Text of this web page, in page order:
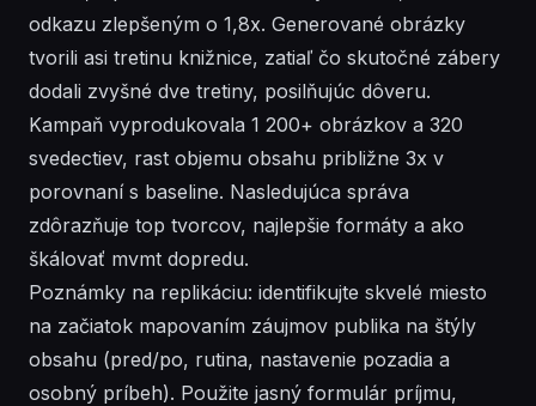
odkazu zlepšeným o 1,8x. Generované obrázky
tvorili asi tretinu knižnice, zatiaľ čo skutočné zábery
dodali zvyšné dve tretiny, posilňujúc dôveru.
Kampaň vyprodukovala 1 200+ obrázkov a 320
svedectiev, rast objemu obsahu približne 3x v
porovnaní s baseline. Nasledujúca správa
zdôrazňuje top tvorcov, najlepšie formáty a ako
škálovať mvmt dopredu.
Poznámky na replikáciu: identifikujte skvelé miesto
na začiatok mapovaním záujmov publika na štýly
obsahu (pred/po, rutina, nastavenie pozadia a
osobný príbeh). Použite jasný formulár príjmu,